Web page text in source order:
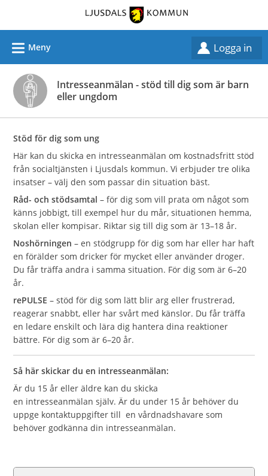
självservice
Ljusdals
kommun
L Meny Logga in
Intresseanmälan - stöd till dig som är barn
eller ungdom
Stöd för dig som ung
Här kan du skicka en intresseanmälan om kostnadsfritt stöd
från socialtjänsten i Ljusdals kommun. Vi erbjuder tre olika
insatser – välj den som passar din situation bäst.
Råd- och stödsamtal – för dig som vill prata om något som
känns jobbigt, till exempel hur du mår, situationen hemma,
skolan eller kompisar. Riktar sig till dig som är 13–18 år.
Noshörningen – en stödgrupp för dig som har eller har haft
en förälder som dricker för mycket eller använder droger.
Du får träffa andra i samma situation. För dig som är 6–20
år.
rePULSE – stöd för dig som lätt blir arg eller frustrerad,
reagerar snabbt, eller har svårt med känslor. Du får träffa
en ledare enskilt och lära dig hantera dina reaktioner
bättre. För dig som är 6–20 år.
Så här skickar du en intresseanmälan:
Är du 15 år eller äldre kan du skicka
en intresseanmälan själv. Är du under 15 år behöver du
uppge kontaktuppgifter till en vårdnadshavare som
behöver godkänna din intresseanmälan.